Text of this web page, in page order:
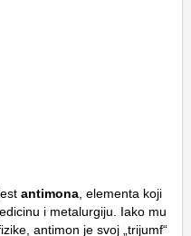
antimona , elementa koji
i metalurgiju. Iako mu
antimon je svoj „trijumf“